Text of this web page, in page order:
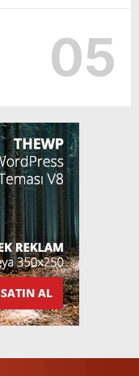
05